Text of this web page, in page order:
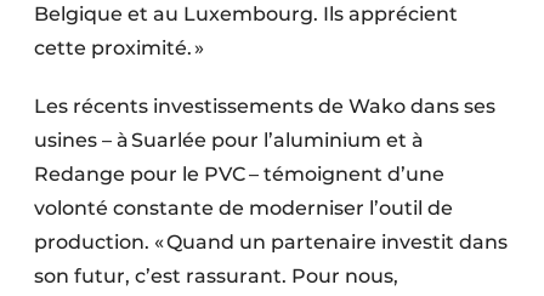
Belgique et au Luxembourg. Ils apprécient
cette proximité. »
Les récents investissements de Wako dans ses
usines – à Suarlée pour l’aluminium et à
Redange pour le PVC – témoignent d’une
volonté constante de moderniser l’outil de
production. « Quand un partenaire investit dans
son futur, c’est rassurant. Pour nous,